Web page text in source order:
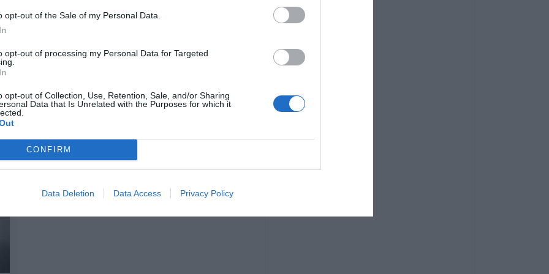
opt-out of the Sale of my Personal Data.
opt-out of processing my Personal Data for Targeted
opt-out of Collection, Use, Retention, Sale, and/or Sharing
Data that Is Unrelated with the Purposes for which it
CONFIRM
Data Deletion Data Access Privacy Policy
O σκύλος που έσωσε ομάδα από